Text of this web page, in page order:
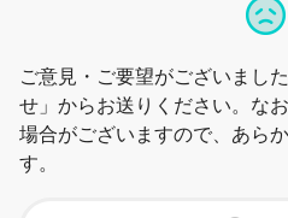
ご意見・ご要望がございまし
せ」からお送りください。な
場合がございますので、あら
す。